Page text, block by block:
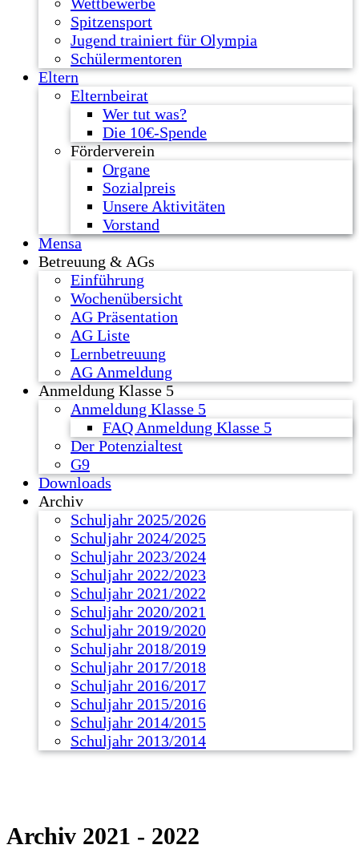
Spitzensport
Jugend trainiert für Olympia
Schülermentoren
Eltern
Elternbeirat
Wer tut was?
Die 10€-Spende
Förderverein
Organe
Sozialpreis
Unsere Aktivitäten
Vorstand
Mensa
Betreuung & AGs
Einführung
Wochenübersicht
AG Präsentation
AG Liste
Lernbetreuung
AG Anmeldung
Anmeldung Klasse 5
Anmeldung Klasse 5
FAQ Anmeldung Klasse 5
Der Potenzialtest
G9
Downloads
Archiv
Schuljahr 2025/2026
Schuljahr 2024/2025
Schuljahr 2023/2024
Schuljahr 2022/2023
Schuljahr 2021/2022
Schuljahr 2020/2021
Schuljahr 2019/2020
Schuljahr 2018/2019
Schuljahr 2017/2018
Schuljahr 2016/2017
Schuljahr 2015/2016
Schuljahr 2014/2015
Schuljahr 2013/2014
Archiv 2021 - 2022